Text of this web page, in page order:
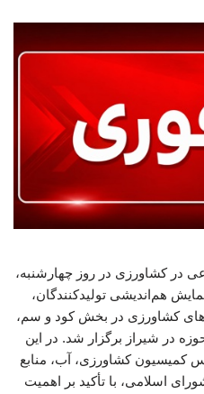
در کشاورزی در روز چهارشنبه،
نخستین همایش هم‌اندیشی تولیدکنندگان،
کشاورزی در بخش کود و سم،
در شیراز برگزار شد. در این
کمیسیون کشاورزی، آب، منابع
اسلامی، با تأکید بر اهمیت